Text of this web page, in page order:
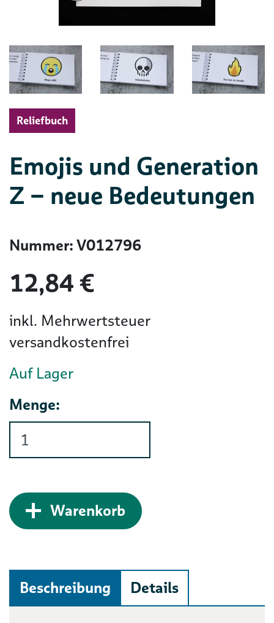
Reliefbuch
Emojis und Generation
Z – neue Bedeutungen
Nummer: V012796
12,84 €
inkl. Mehrwertsteuer
versandkostenfrei
Auf Lager
Menge:
WarenkorbZum Warenkorb
Beschreibung Details